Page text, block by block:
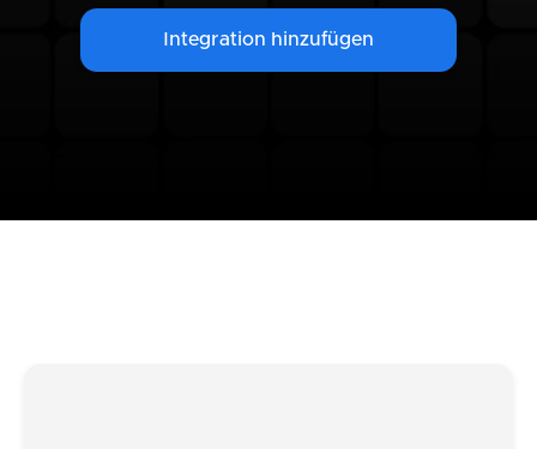
Integration hinzufügen